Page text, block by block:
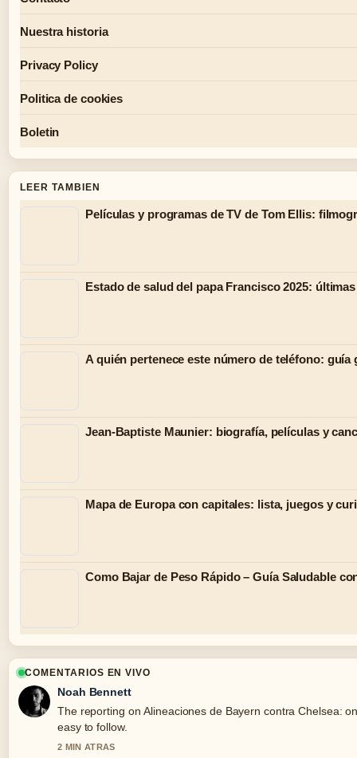
Nuestra historia
Privacy Policy
Politica de cookies
Boletin
LEER TAMBIEN
Películas y programas de TV de Tom Ellis:
Estado de salud del papa Francisco 2025:
A quién pertenece este número de teléfono: guía
Jean-Baptiste Maunier: biografía, películas y
Mapa de Europa con capitales: lista, juegos y
Como Bajar de Peso Rápido – Guía Saludable
COMENTARIOS EN VIVO
Noah Bennett
The reporting on Alineaciones de Bayern contra Chelsea:
easy to follow.
2 MIN ATRAS